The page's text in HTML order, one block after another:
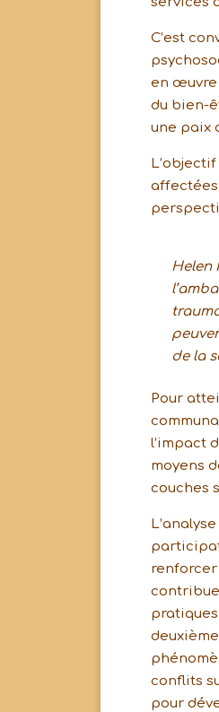
C’est
en œuvre
du bien-
une paix
affectées
Helen
de la
Pour
l’impact
moyens
couches
renforcer
conflits
pour